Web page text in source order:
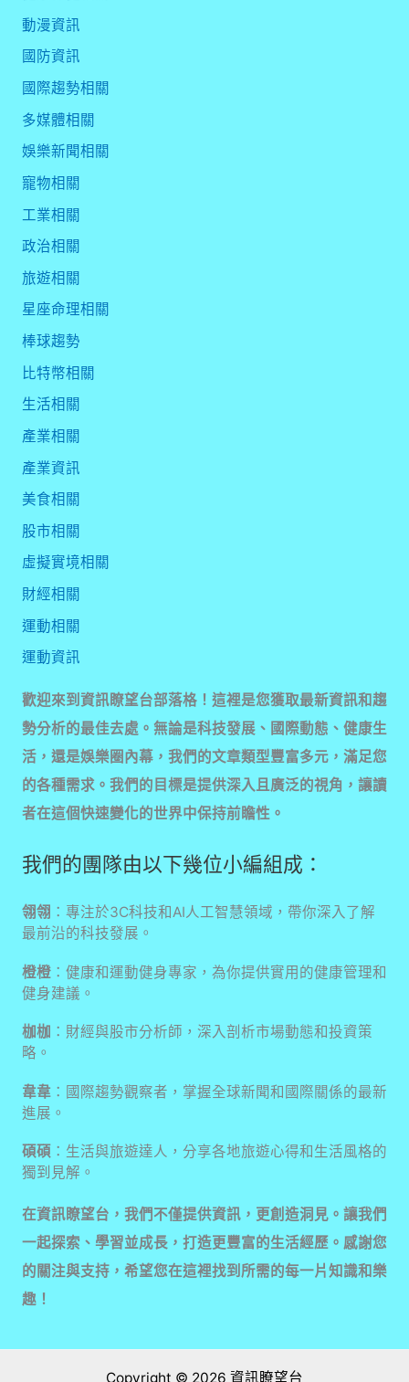
動漫資訊
國防資訊
國際趨勢相關
多媒體相關
娛樂新聞相關
寵物相關
工業相關
政治相關
旅遊相關
星座命理相關
棒球趨勢
比特幣相關
生活相關
產業相關
產業資訊
美食相關
股市相關
虛擬實境相關
財經相關
運動相關
運動資訊
歡迎來到資訊瞭望台部落格！這裡是您獲取最新資訊和趨
勢分析的最佳去處。無論是科技發展、國際動態、健康生
活，還是娛樂圈內幕，我們的文章類型豐富多元，滿足您
的各種需求。我們的目標是提供深入且廣泛的視角，讓讀
者在這個快速變化的世界中保持前瞻性。
我們的團隊由以下幾位小編組成：
翎翎 ：專注於3C科技和AI人工智慧領域，帶你深入了解
最前沿的科技發展。
橙橙：健康和運動健身專家，為你提供實用的健康管理和
健身建議。
枷枷 ：財經與股市分析師，深入剖析市場動態和投資策
略。
韋韋：國際趨勢觀察者，掌握全球新聞和國際關係的最新
進展。
碩碩：生活與旅遊達人，分享各地旅遊心得和生活風格的
獨到見解。
在資訊瞭望台，我們不僅提供資訊，更創造洞見。讓我們
一起探索、學習並成長，打造更豐富的生活經歷。感謝您
的關注與支持，希望您在這裡找到所需的每一片知識和樂
趣！
Copyright © 2026 資訊瞭望台